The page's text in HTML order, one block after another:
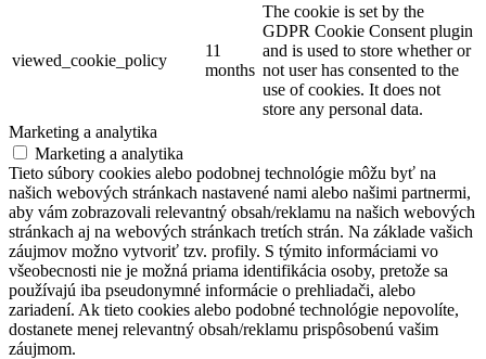
viewed_cookie_policy
11
months
The cookie is set by the
GDPR Cookie Consent plugin
and is used to store whether or
not user has consented to the
use of cookies. It does not
store any personal data.
Marketing a analytika
Marketing a analytika
Tieto súbory cookies alebo podobnej technológie môžu byť na
našich webových stránkach nastavené nami alebo našimi partnermi,
aby vám zobrazovali relevantný obsah/reklamu na našich webových
stránkach aj na webových stránkach tretích strán. Na základe vašich
záujmov možno vytvoriť tzv. profily. S týmito informáciami vo
všeobecnosti nie je možná priama identifikácia osoby, pretože sa
používajú iba pseudonymné informácie o prehliadači, alebo
zariadení. Ak tieto cookies alebo podobné technológie nepovolíte,
dostanete menej relevantný obsah/reklamu prispôsobenú vašim
záujmom.